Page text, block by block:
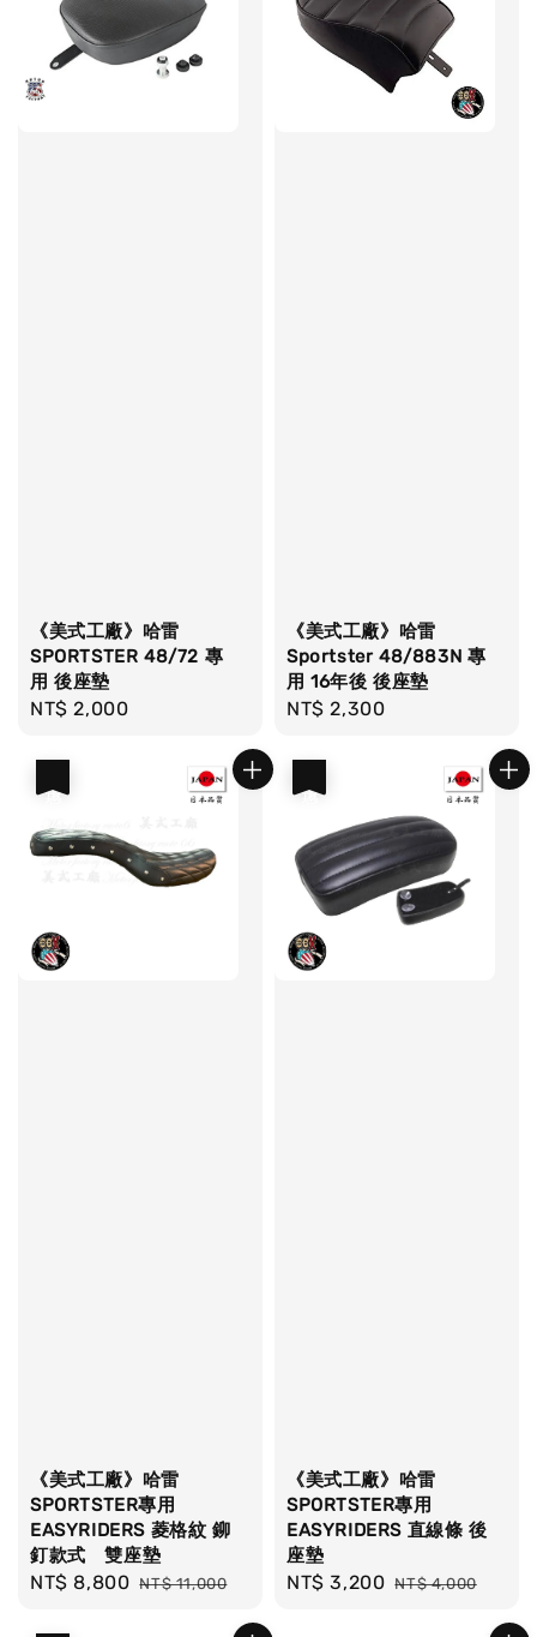
《美式工廠》哈雷
SPORTSTER 48/72 專
用 後座墊
Regular
NT$ 2,000
《美式工廠》哈雷
Sportster 48/883N 專
用 16年後 後座墊
Regular
NT$ 2,300
《美式工廠》哈雷
SPORTSTER專用
EASYRIDERS 菱格紋 鉚
釘款式 雙座墊
Sale
NT$ 8,800 Regular
NT$ 11,000
《美式工廠》哈雷
SPORTSTER專用
EASYRIDERS 直線條 後
座墊
Sale
NT$ 3,200 Regular
NT$ 4,000